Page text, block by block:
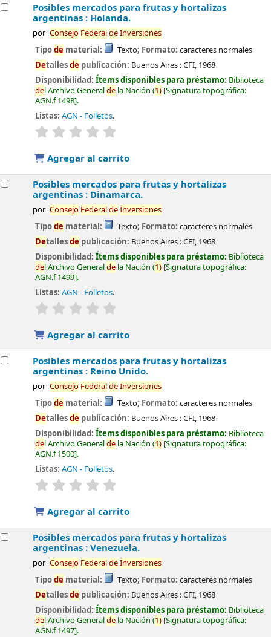
Posibles mercados para frutas y hortalizas
argentinas : Holanda.
por Consejo FederaldeInversiones
Tipode material: Texto; Formato: caracteres normales
Detallesde publicación: Buenos Aires :CFI, 1968
Disponibilidad:Ítems disponibles para préstamo: Biblioteca
del Archivo Generalde la Nación (1) Signatura topográfica:
AGN.f 1498 .
Listas: AGN - Folletos.
valoración
Agregar al carrito
Posibles mercados para frutas y hortalizas
argentinas : Dinamarca.
por Consejo FederaldeInversiones
Tipode material: Texto; Formato: caracteres normales
Detallesde publicación: Buenos Aires :CFI, 1968
Disponibilidad:Ítems disponibles para préstamo: Biblioteca
del Archivo Generalde la Nación (1) Signatura topográfica:
AGN.f 1499 .
Listas: AGN - Folletos.
valoración
Agregar al carrito
Posibles mercados para frutas y hortalizas
argentinas : Reino Unido.
por Consejo FederaldeInversiones
Tipode material: Texto; Formato: caracteres normales
Detallesde publicación: Buenos Aires :CFI, 1968
Disponibilidad:Ítems disponibles para préstamo: Biblioteca
del Archivo Generalde la Nación (1) Signatura topográfica:
AGN.f 1500 .
Listas: AGN - Folletos.
valoración
Agregar al carrito
Posibles mercados para frutas y hortalizas
argentinas : Venezuela.
por Consejo FederaldeInversiones
Tipode material: Texto; Formato: caracteres normales
Detallesde publicación: Buenos Aires :CFI, 1968
Disponibilidad:Ítems disponibles para préstamo: Biblioteca
del Archivo Generalde la Nación (1) Signatura topográfica:
AGN.f 1497 .